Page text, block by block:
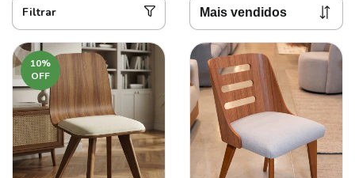
Filtrar
10%
OFF